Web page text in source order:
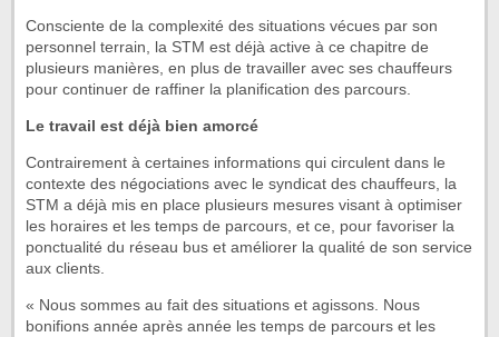
Consciente de la complexité des situations vécues par son
personnel terrain, la STM est déjà active à ce chapitre de
plusieurs manières, en plus de travailler avec ses chauffeurs
pour continuer de raffiner la planification des parcours.
Le travail est déjà bien amorcé
Contrairement à certaines informations qui circulent dans le
contexte des négociations avec le syndicat des chauffeurs, la
STM a déjà mis en place plusieurs mesures visant à optimiser
les horaires et les temps de parcours, et ce, pour favoriser la
ponctualité du réseau bus et améliorer la qualité de son service
aux clients.
« Nous sommes au fait des situations et agissons. Nous
bonifions année après année les temps de parcours et les